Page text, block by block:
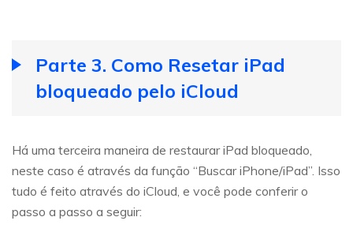
Parte 3. Como Resetar iPad
bloqueado pelo iCloud
Há uma terceira maneira de restaurar iPad bloqueado,
neste caso é através da função “Buscar iPhone/iPad”. Isso
tudo é feito através do iCloud, e você pode conferir o
passo a passo a seguir: